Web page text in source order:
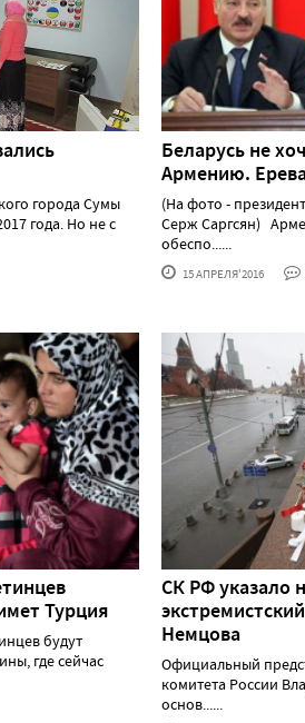
города Сумы
года. Но не с
Беларусь не
Армению.
(На фото -
Серж Саргсян)
обеспо......
15 АПРЕЛЯ'2016
Турция
будут
где сейчас
СК РФ указало
Немцова
Официальный
комитета России
основ......